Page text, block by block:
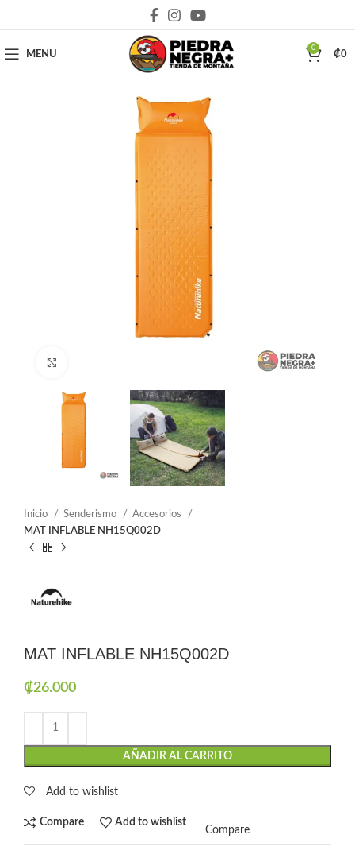
MENU
0
₡0
Inicio Senderismo
Accesorios
MAT INFLABLE NH15Q002D
MAT INFLABLE NH15Q002D
₡26.000
AÑADIR AL CARRITO
Add to wishlist
Compare Add to wishlist
Compare
Deja que la montaña sea parte de tu vida